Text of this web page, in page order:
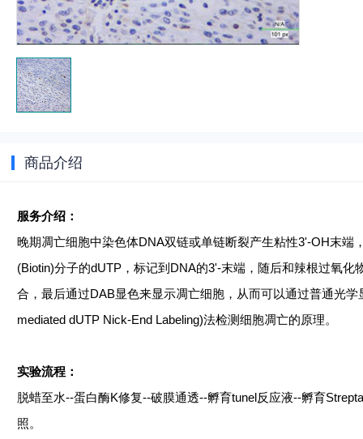
商品介绍
服务介绍：
晚期凋亡细胞中染色体DNA双链或单链断裂产生粘性3'-OH末端
(Biotin)分子的dUTP，标记到DNA的3'-末端，随后和辣根过氧
合，最后通过DAB显色来显示凋亡细胞，从而可以通过普通光
mediated dUTP Nick-End Labeling)法检测细胞凋亡的原理。
实验流程：
脱蜡至水--蛋白酶K修复--破膜通透--孵育tunel反应液--孵育
照。